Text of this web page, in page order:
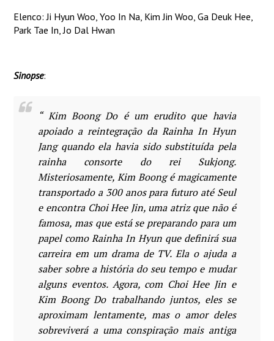
Elenco: Ji Hyun Woo, Yoo In Na, Kim Jin Woo, Ga Deuk Hee,
Park Tae In, Jo Dal Hwan
Sinopse:
“ Kim Boong Do é um erudito que havia
apoiado a reintegração da Rainha In Hyun
Jang quando ela havia sido substituída pela
rainha consorte do rei Sukjong.
Misteriosamente, Kim Boong é magicamente
transportado a 300 anos para futuro até Seul
e encontra Choi Hee Jin, uma atriz que não é
famosa, mas que está se preparando para um
papel como Rainha In Hyun que definirá sua
carreira em um drama de TV. Ela o ajuda a
saber sobre a história do seu tempo e mudar
alguns eventos. Agora, com Choi Hee Jin e
Kim Boong Do trabalhando juntos, eles se
aproximam lentamente, mas o amor deles
sobreviverá a uma conspiração mais antiga